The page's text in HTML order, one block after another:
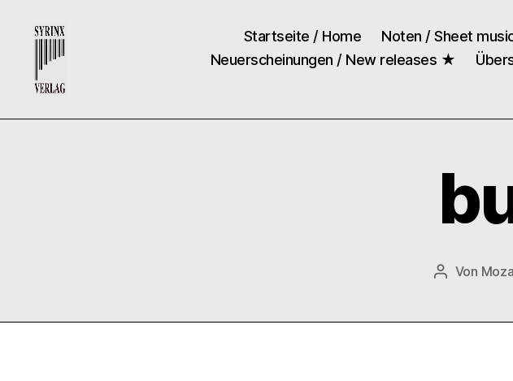
Verlag
Startseite / Home Noten / Sheet
Neuerscheinungen / New releases ★
Von